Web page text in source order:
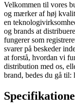
Velkommen til vores
og mærker af høj
en
og brands at
fungerer som
svarer på beskeder
at forstå, hvordan vi
distribution med os,
brand, bedes du gå